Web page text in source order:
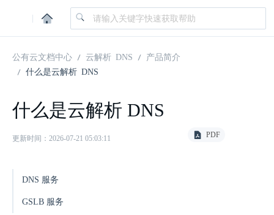
|
公有云文档中心 云解析 DNS
产品简介
什么是云解析 DNS
什么是云解析 DNS
更新时间：2026-07-21 05:03:11 PDF
DNS 服务
GSLB 服务